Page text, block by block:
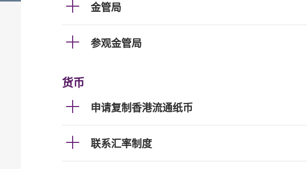
金管局
参观金管局
货币
申请复制香港流通纸币
联系汇率制度